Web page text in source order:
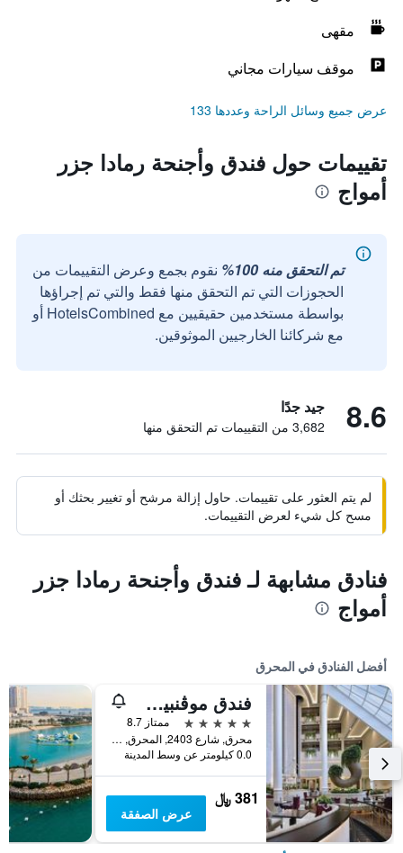
مقهى
موقف سيارات مجاني
عرض جميع وسائل الراحة وعددها 133
تقييمات حول فندق وأجنحة رمادا جزر
أمواج
تم التحقق منه 100%
نقوم بجمع وعرض التقييمات من
الحجوزات التي تم التحقق منها فقط والتي تم إجراؤها
بواسطة مستخدمين حقيقيين مع HotelsCombined أو
مع شركائنا الخارجيين الموثوقين.
8.6 جيد جدًا
3,682 من التقييمات تم التحقق منها
لم يتم العثور على تقييمات. حاول إزالة مرشح أو تغيير بحثك أو
مسح كل شيء لعرض التقييمات.
فنادق مشابهة لـ فندق وأجنحة رمادا جزر
أمواج
أفضل الفنادق في المحرق
فندق موڤنبيك البحرين
5 نجوم
ممتاز 8.7
محرق, شارع 2403, المحرق, البحرين
0.0 كيلومتر عن وسط المدينة
381 ﷼
عرض الصفقة